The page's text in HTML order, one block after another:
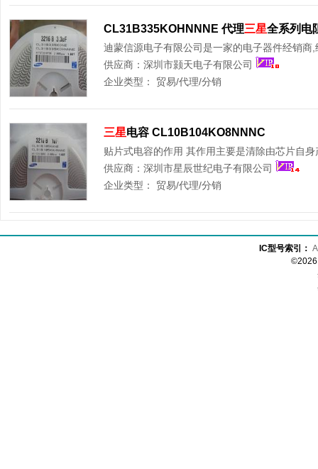
CL31B335KOHNNNE 代理三星全系列电
迪蒙信源电子有限公司是一家的电子器件经销商,
供应商： 深圳市颢天电子有限公司
企业类型：
贸易/代理/分销
三星电容 CL10B104KO8NNNC
贴片式电容的作用 其作用主要是清除由芯片自身
供应商： 深圳市星辰世纪电子有限公司
企业类型：
贸易/代理/分销
IC型号索引： A
©2026